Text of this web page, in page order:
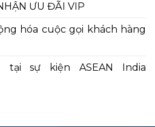
ƯU ĐÃI VIP
hóa cuộc gọi khách hàng
tại sự kiện ASEAN India